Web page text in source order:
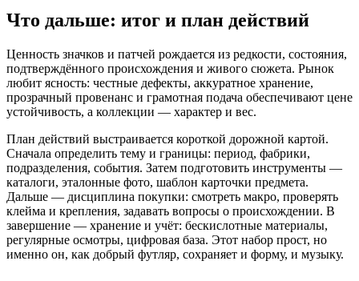
Что дальше: итог и план действий
Ценность значков и патчей рождается из редкости, состояния,
подтверждённого происхождения и живого сюжета. Рынок
любит ясность: честные дефекты, аккуратное хранение,
прозрачный провенанс и грамотная подача обеспечивают цене
устойчивость, а коллекции — характер и вес.
План действий выстраивается короткой дорожной картой.
Сначала определить тему и границы: период, фабрики,
подразделения, события. Затем подготовить инструменты —
каталоги, эталонные фото, шаблон карточки предмета.
Дальше — дисциплина покупки: смотреть макро, проверять
клейма и крепления, задавать вопросы о происхождении. В
завершение — хранение и учёт: бескислотные материалы,
регулярные осмотры, цифровая база. Этот набор прост, но
именно он, как добрый футляр, сохраняет и форму, и музыку.